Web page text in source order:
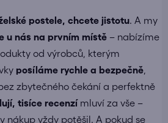
postele, chcete jistotu. A my
u nás na prvním místě – nabízíme
od výrobců, kterým
posíláme rychle a bezpečně
zbytečného čekání a perfektně
tisíce recenzímluví za vše –
nákup vždy potěšil. A pokud se